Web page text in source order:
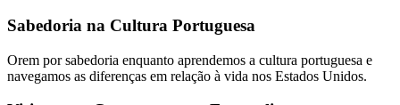
Sabedoria na Cultura Portuguesa
Orem por sabedoria enquanto aprendemos a cultura portuguesa e
navegamos as diferenças em relação à vida nos Estados Unidos.